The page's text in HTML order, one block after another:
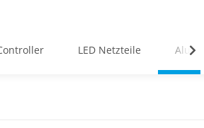
LED Netzteile Alu-